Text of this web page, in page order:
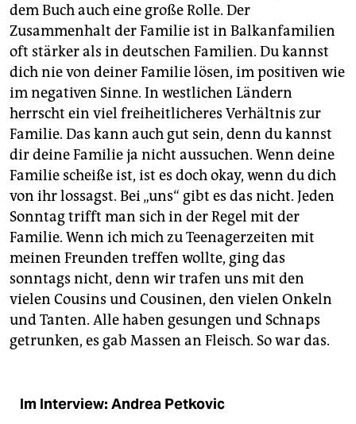
dem Buch auch eine große Rolle. Der
Zusammenhalt der Familie ist in Balkanfamilien
oft stärker als in deutschen Familien. Du kannst
dich nie von deiner Familie lösen, im positiven wie
im negativen Sinne. In westlichen Ländern
herrscht ein viel freiheitlicheres Verhältnis zur
Familie. Das kann auch gut sein, denn du kannst
dir deine Familie ja nicht aussuchen. Wenn deine
Familie scheiße ist, ist es doch okay, wenn du dich
von ihr lossagst. Bei „uns“ gibt es das nicht. Jeden
Sonntag trifft man sich in der Regel mit der
Familie. Wenn ich mich zu Teenagerzeiten mit
meinen Freunden treffen wollte, ging das
sonntags nicht, denn wir trafen uns mit den
vielen Cousins und Cousinen, den vielen Onkeln
und Tanten. Alle haben gesungen und Schnaps
getrunken, es gab Massen an Fleisch. So war das.
Im Interview: Andrea Petkovic